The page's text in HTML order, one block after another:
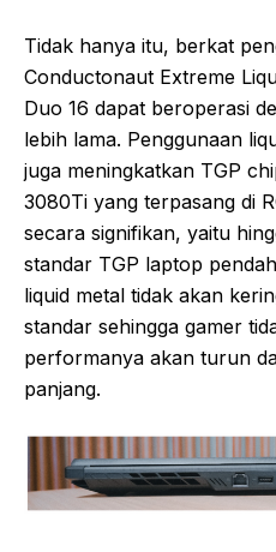
Tidak hanya itu, berkat
Conductonaut Extreme
Duo 16 dapat beroperasi
lebih lama. Penggunaan
juga meningkatkan TGP
3080Ti yang terpasang di
secara signifikan, yaitu
standar TGP laptop
liquid metal tidak akan
standar sehingga gamer
performanya akan turun
panjang.